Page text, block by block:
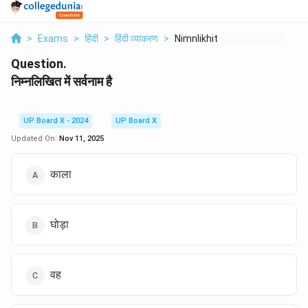
> Exams > हिंदी > हिंदी व्याकरण > Nimnlikhit Men Srvna...
Question.
निम्नलिखित में सर्वनाम है
UP Board X - 2024
UP Board X
Updated On: Nov 11, 2025
काला
घोड़ा
वह